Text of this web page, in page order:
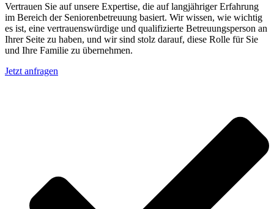
Vertrauen Sie auf unsere Expertise, die auf langjähriger Erfahrung
im Bereich der Seniorenbetreuung basiert. Wir wissen, wie wichtig
es ist, eine vertrauenswürdige und qualifizierte Betreuungsperson an
Ihrer Seite zu haben, und wir sind stolz darauf, diese Rolle für Sie
und Ihre Familie zu übernehmen.
Jetzt anfragen